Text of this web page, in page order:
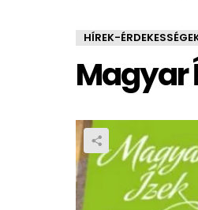
HÍREK-
Magyar